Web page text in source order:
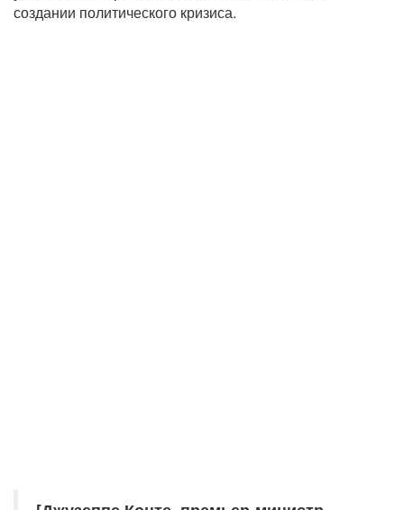
создании политического кризиса.